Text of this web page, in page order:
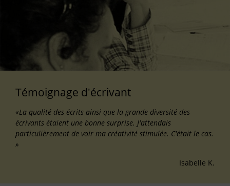
Témoignage d'écrivant
«La qualité des écrits ainsi que la grande diversité des
écrivants étaient une bonne surprise. J'attendais
particulièrement de voir ma créativité stimulée. C'était le cas.
»
Isabelle K.